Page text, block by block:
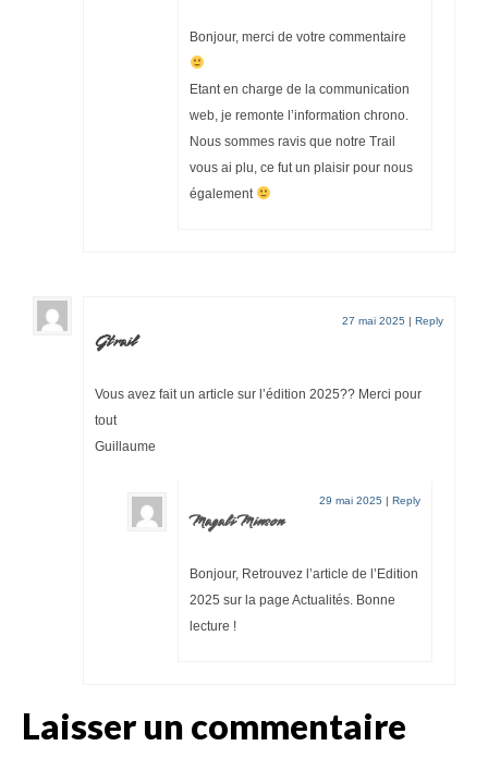
Bonjour, merci de votre commentaire
Etant en charge de la communication
web, je remonte l’information chrono.
Nous sommes ravis que notre Trail
vous ai plu, ce fut un plaisir pour nous
également
Gtrail
27 mai 2025 | Reply
Vous avez fait un article sur l’édition 2025?? Merci pour
tout
Guillaume
Magali Minson
29 mai 2025 | Reply
Bonjour, Retrouvez l’article de l’Edition
2025 sur la page Actualités. Bonne
lecture !
Laisser un commentaire